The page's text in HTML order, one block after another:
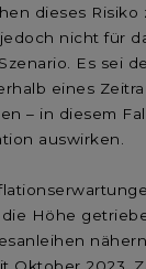
dieses Risiko
nicht für
Es sei
eines
– in diesem
auswirken.
Höhe
Oktober 2023.